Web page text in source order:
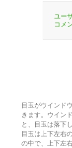
ユー
コメ
目玉がウインド
きます。ウイン
と、目玉は落下
目玉は上下左右
の中で、上下左